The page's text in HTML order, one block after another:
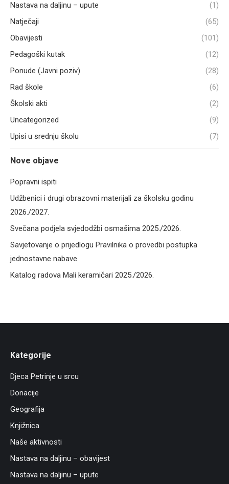
Nastava na daljinu – upute
(1)
Natječaji
(65)
Obavijesti
(101)
Pedagoški kutak
(12)
Ponude (Javni poziv)
(28)
Rad škole
(6)
Školski akti
(2)
Uncategorized
(9)
Upisi u srednju školu
(7)
Nove objave
Popravni ispiti
Udžbenici i drugi obrazovni materijali za školsku godinu
2026./2027.
Svečana podjela svjedodžbi osmašima 2025./2026.
Savjetovanje o prijedlogu Pravilnika o provedbi postupka
jednostavne nabave
Katalog radova Mali keramičari 2025./2026.
Kategorije
Djeca Petrinje u srcu
Donacije
Geografija
Knjižnica
Naše aktivnosti
Nastava na daljinu – obavijest
Nastava na daljinu – upute